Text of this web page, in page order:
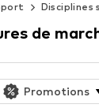
Disciplines
de
Promotions